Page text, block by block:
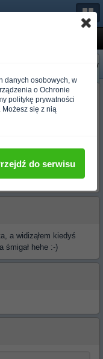
Forum-kulturystyka.pl
Następny
»
gdzie mozna kupic
a widiząłem kiedyś
śmigał hehe :-)
danych osobowych, w
o Ochronie
politykę prywatności
się z nią
do serwisu